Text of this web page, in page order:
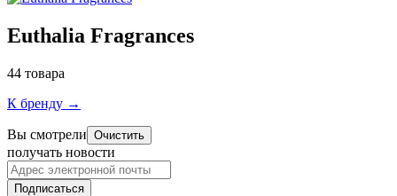
Euthalia Fragrances
44 товара
К бренду →
Вы смотрели Очистить
получать новости
Подписаться